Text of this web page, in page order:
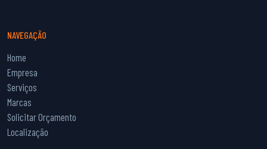
NAVEGAÇÃO
Home
Empresa
Serviços
Marcas
Solicitar Orçamento
Localização